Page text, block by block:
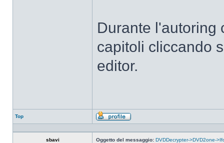
Durante l'autoring
capitoli cliccando
editor.
Top
Profilo
sbavi Oggetto del messaggio: DVDDecrypter->DVD2one-